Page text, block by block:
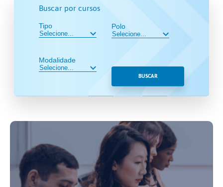
Buscar por cursos
Tipo
Modalidade
Polo
BUSCAR